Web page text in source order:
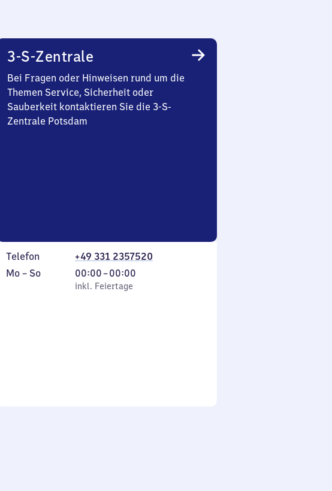
3-S-Zentrale
Bei Fragen oder Hinweisen rund um die
Themen Service, Sicherheit oder
Sauberkeit kontaktieren Sie die 3-S-
Zentrale Potsdam
Telefon
+49 331 2357520
Montag
Mo – So,
inkl. Feiertage
00:00–00:00
Von
0
inkl. Feiertage